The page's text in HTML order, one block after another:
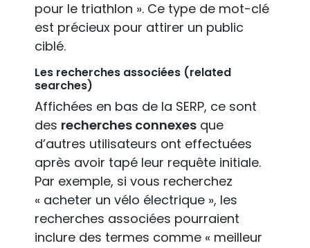
pour le triathlon ». Ce type de mot-clé
est précieux pour attirer un public
ciblé.
Les recherches associées (related
searches)
Affichées en bas de la SERP, ce sont
des recherches connexes que
d’autres utilisateurs ont effectuées
après avoir tapé leur requête initiale.
Par exemple, si vous recherchez
« acheter un vélo électrique », les
recherches associées pourraient
inclure des termes comme « meilleur